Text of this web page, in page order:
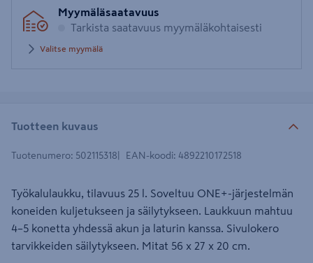
Myymäläsaatavuus
Tarkista saatavuus myymäläkohtaisesti
Valitse myymälä
Tuotteen kuvaus
Tuotenumero: 502115318 EAN-koodi: 4892210172518
Työkalulaukku, tilavuus 25 l. Soveltuu ONE+-järjestelmän
koneiden kuljetukseen ja säilytykseen. Laukkuun mahtuu
4–5 konetta yhdessä akun ja laturin kanssa. Sivulokero
tarvikkeiden säilytykseen. Mitat 56 x 27 x 20 cm.